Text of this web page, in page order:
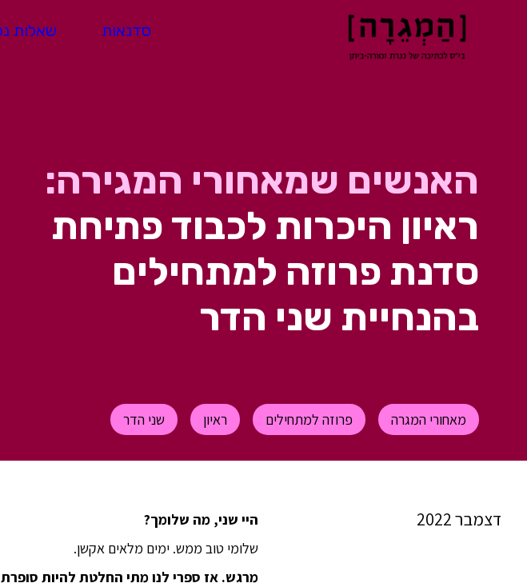
סדנאות שאלות
האנשים שמאחורי המגירה:
ראיון היכרות לכבוד פתיחת
סדנת פרוזה למתחילים
בהנחיית שני הדר
מאחורי המגרה פרוזה למתחילים ראיון שני הדר
דצמבר 2022
היי שני, מה שלומך?
שלומי טוב ממש. ימים מלאים אקשן.
מרגש. אז ספרי לנו מתי החלטת להיות